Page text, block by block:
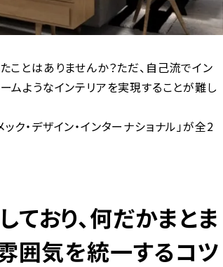
ことはありませんか？ただ、自己流でイン
ムようなインテリアを実現することが難し
ク・デザイン・インターナショナル」が全2
おり、何だかまとま
囲気を統一するコツ